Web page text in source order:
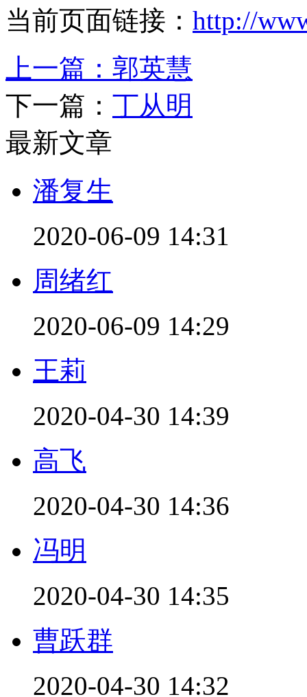
当前页面链接： http://
上一篇： 郭英慧
下一篇： 丁从明
最新文章
潘复生
2020-06-09 14:31
周绪红
2020-06-09 14:29
王莉
2020-04-30 14:39
高飞
2020-04-30 14:36
冯明
2020-04-30 14:35
曹跃群
2020-04-30 14:32